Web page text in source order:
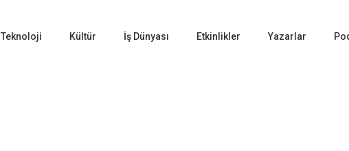
Teknoloji Kültür İş Dünyası Etkinlikler Yazarlar